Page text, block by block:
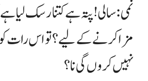
نمی: سالی! پتہ ہے کتنا رسک
مزا کرنے کے لیے؟ تو اس رات
نہیں کروں گی نا؟